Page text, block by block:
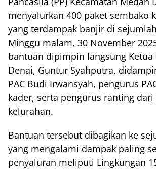
menyalurkan 400 paket sembako
yang terdampak banjir di
Minggu malam, 30 November
bantuan dipimpin langsung Ketua
Denai, Guntur Syahputra,
PAC Budi Irwansyah, pengurus
kader, serta pengurus ranting dari
kelurahan.
Bantuan tersebut dibagikan ke
yang mengalami dampak paling
penyaluran meliputi Lingkungan